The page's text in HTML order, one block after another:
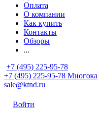
Оплата
О компании
Как купить
Контакты
Обзоры
...
+7 (495) 225-95-78
+7 (495) 225-95-78
sale@ktnd.ru
Войти